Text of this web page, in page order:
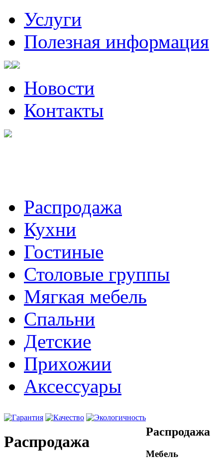
Услуги
Полезная информация
Новости
Контакты
Распродажа
Кухни
Гостиные
Столовые группы
Мягкая мебель
Спальни
Детские
Прихожии
Аксессуары
Распродажа
Распродажа
Мебель